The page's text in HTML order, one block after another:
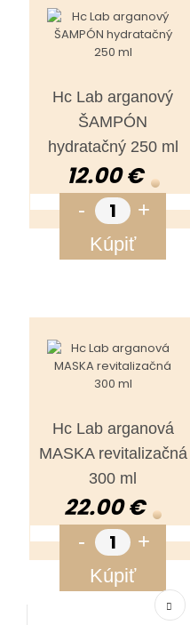
Hc Lab arganový
ŠAMPÓN
hydratačný 250 ml
12.00 €
- +
Kúpiť
Hc Lab arganová
MASKA revitalizačná
300 ml
22.00 €
- +
Kúpiť